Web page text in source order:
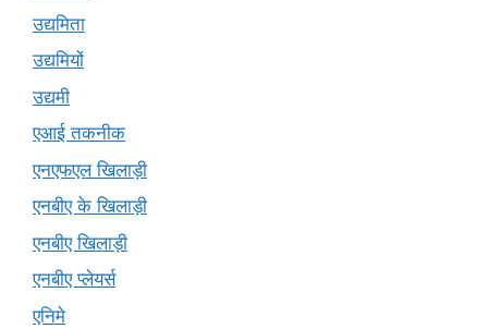
उद्यमिता
उद्यमियों
उद्यमी
एआई तकनीक
एनएफएल खिलाड़ी
एनबीए के खिलाड़ी
एनबीए खिलाड़ी
एनबीए प्लेयर्स
एनिमे